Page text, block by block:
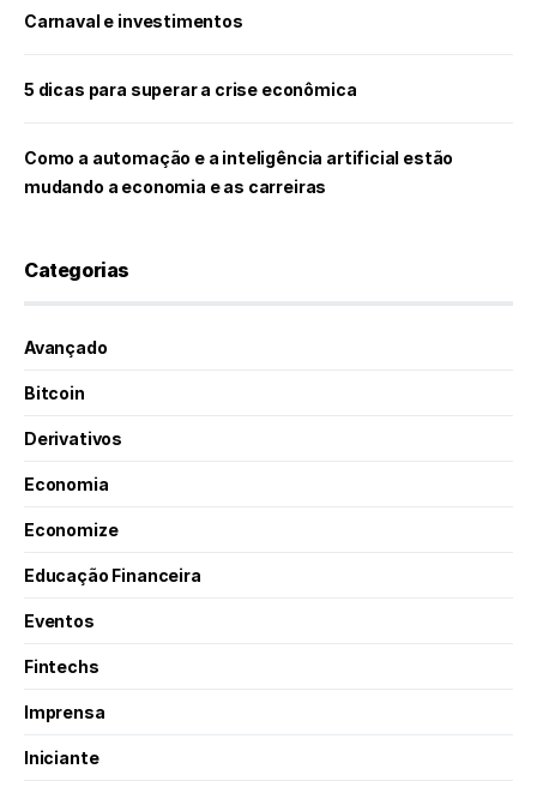
Carnaval e investimentos
5 dicas para superar a crise econômica
Como a automação e a inteligência artificial estão
mudando a economia e as carreiras
Categorias
Avançado
Bitcoin
Derivativos
Economia
Economize
Educação Financeira
Eventos
Fintechs
Imprensa
Iniciante